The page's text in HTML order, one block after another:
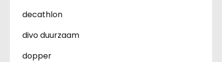
decathlon
divo duurzaam
dopper